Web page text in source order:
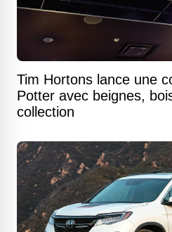
Tim Hortons lance une
Potter avec beignes,
collection